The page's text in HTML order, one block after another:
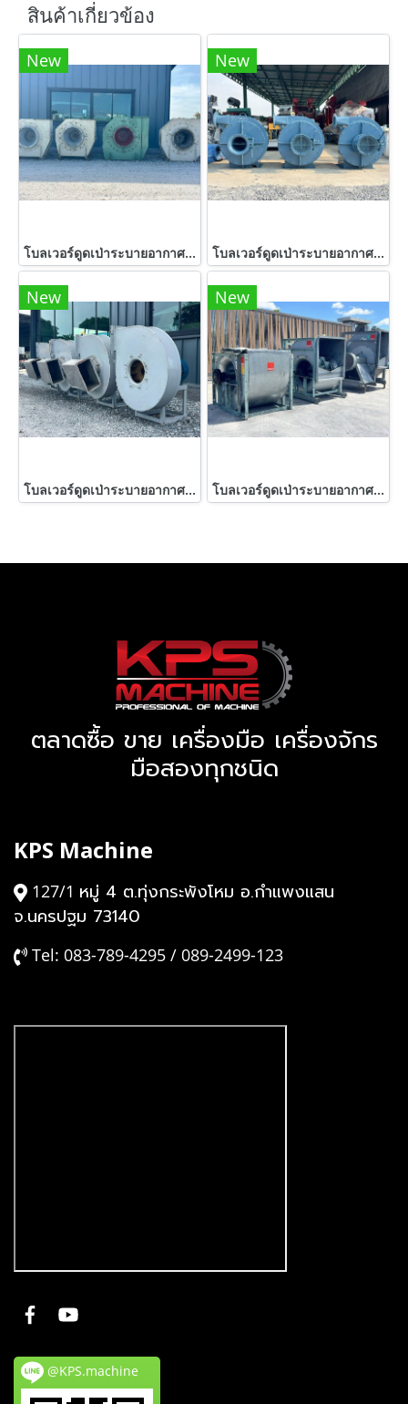
สินค้าเกี่ยวข้อง
New
โบลเวอร์ดูดเป่าระบายอากาศ EBARA FAN BLOWER JAPAN ขนาด 40 HP 380V เข้ามา 4 ตัว
New
โบลเวอร์ดูดเป่าระบายอากาศ DENGYOSHA FANS JAPAN ขนาด 7.5 HP / 2900 rpm 380V เข้ามา 3 ตัว
New
โบลเวอร์ดูดเป่าระบายอากาศV & M Made in ITALYขนาด 7.5 HP 380V เข้ามา 4 ตัว
New
โบลเวอร์ดูดเป่าระบายอากาศ KRUGER 380V
ตลาดซื้อ ขาย เครื่องมือ เครื่องจักร
มือสองทุกชนิด
KPS Machine
127/1 หมู่ 4 ต.ทุ่งกระพังโหม อ.กำแพงแสน
จ.นครปฐม 73140
Tel: 083-789-4295 / 089-2499-123
@KPS.machine